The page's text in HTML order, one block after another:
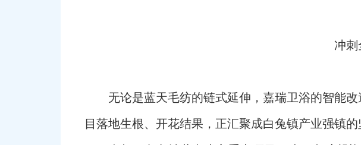
冲
无论是蓝天毛纺的链式延伸，嘉瑞卫浴的智能
目落地生根、开花结果，正汇聚成白兔镇产业强镇的